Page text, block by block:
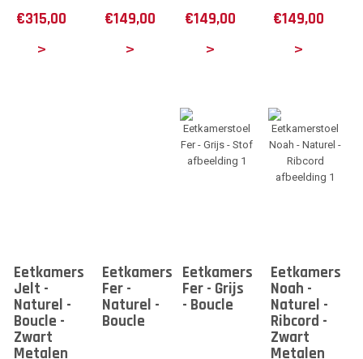
€315,00
€149,00
€149,00 €149,00
Eetkamerstoel
Jelt -
Naturel -
Boucle -
Zwart
Metalen
Eetkamerstoel
Fer -
Naturel -
Boucle
Eetkamerstoel
Fer - Grijs
- Boucle
Noah -
Naturel -
Ribcord -
Zwart
Metalen